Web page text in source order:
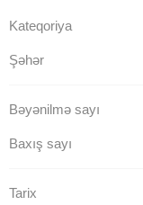
Kateqoriya
Şəhər
Bəyənilmə sayı
Baxış sayı
Tarix